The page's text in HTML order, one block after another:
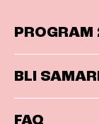
PROGRAM
BLI
FAQ